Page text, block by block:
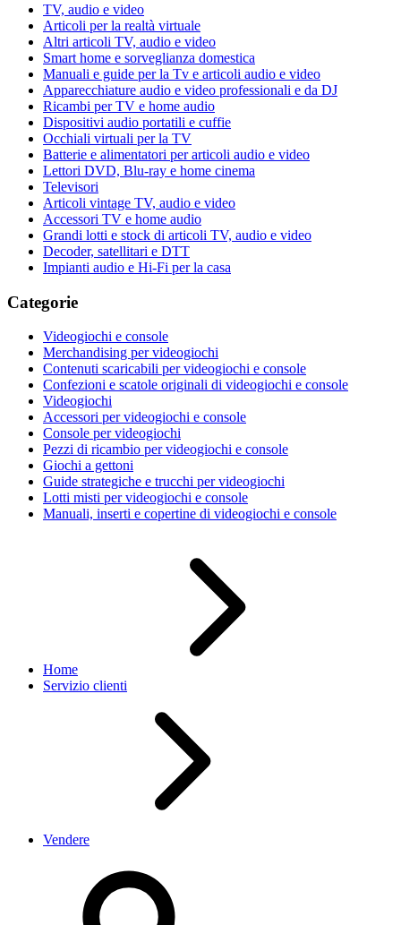
TV, audio e video
Articoli per la realtà virtuale
Altri articoli TV, audio e video
Smart home e sorveglianza domestica
Manuali e guide per la Tv e articoli audio e video
Apparecchiature audio e video professionali e da DJ
Ricambi per TV e home audio
Dispositivi audio portatili e cuffie
Occhiali virtuali per la TV
Batterie e alimentatori per articoli audio e video
Lettori DVD, Blu-ray e home cinema
Televisori
Articoli vintage TV, audio e video
Accessori TV e home audio
Grandi lotti e stock di articoli TV, audio e video
Decoder, satellitari e DTT
Impianti audio e Hi-Fi per la casa
Categorie
Videogiochi e console
Merchandising per videogiochi
Contenuti scaricabili per videogiochi e console
Confezioni e scatole originali di videogiochi e console
Videogiochi
Accessori per videogiochi e console
Console per videogiochi
Pezzi di ricambio per videogiochi e console
Giochi a gettoni
Guide strategiche e trucchi per videogiochi
Lotti misti per videogiochi e console
Manuali, inserti e copertine di videogiochi e console
Home
Servizio clienti
Vendere